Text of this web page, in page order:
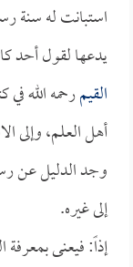
استبانت له سنة
يدعها لقول أحد
القيمرحمه الله
أهل العلم، وإلى
وجد الدليل عن
إلى غيره.
إذاً: فيعنى